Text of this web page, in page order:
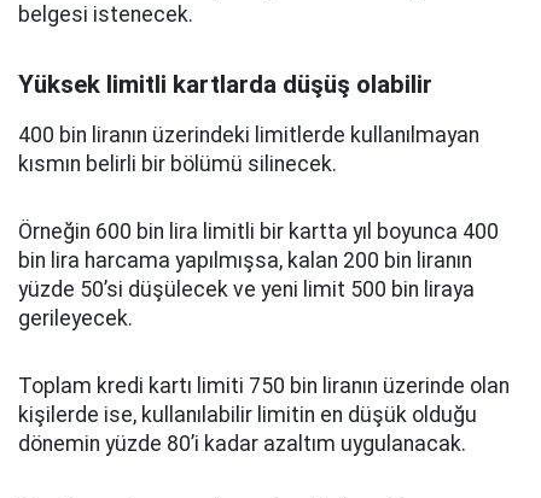
belgesi istenecek.
Yüksek limitli kartlarda düşüş olabilir
400 bin liranın üzerindeki limitlerde kullanılmayan
kısmın belirli bir bölümü silinecek.
Örneğin 600 bin lira limitli bir kartta yıl boyunca 400
bin lira harcama yapılmışsa, kalan 200 bin liranın
yüzde 50’si düşülecek ve yeni limit 500 bin liraya
gerileyecek.
Toplam kredi kartı limiti 750 bin liranın üzerinde olan
kişilerde ise, kullanılabilir limitin en düşük olduğu
dönemin yüzde 80’i kadar azaltım uygulanacak.